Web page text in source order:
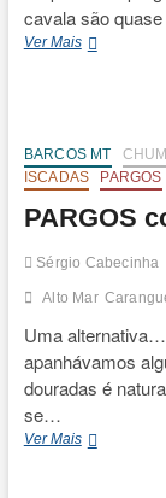
cavala são
Ver Mais2
à
BARCOS MT
ISCADAS
PARGOS
PARGOS
Sérgio Cabecinha
Alto Mar
Uma
apanhávamos
douradas é
se…
Ver MaisPARGOS